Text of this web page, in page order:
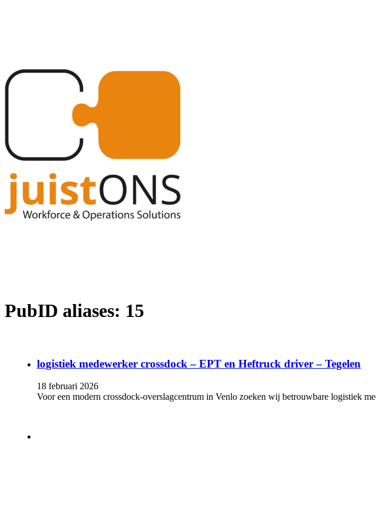
PubID aliases: 15
logistiek medewerker crossdock – EPT en Heftruck driver – Tegelen
18 februari 2026
Voor een modern crossdock-overslagcentrum in Venlo zoeken wij betrouwbare logistiek